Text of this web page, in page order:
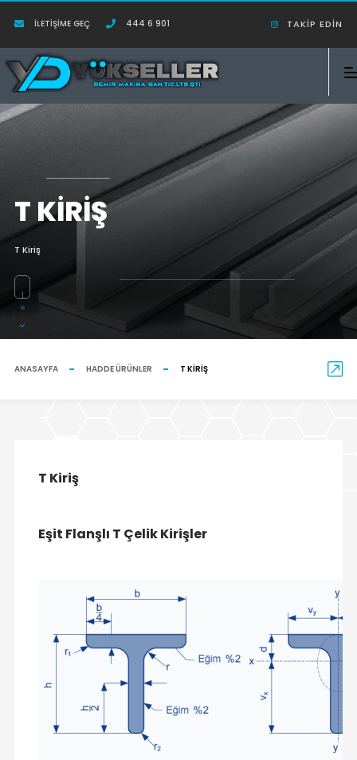
İLETIŞIME GEÇ 444 6 901 TAKIP EDIN
T KIRIŞ
T Kiriş
ANASAYFA HADDE ÜRÜNLER T KIRIŞ
T Kiriş
Eşit Flanşlı T Çelik Kirişler